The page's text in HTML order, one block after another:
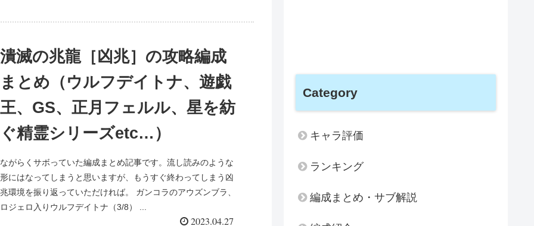
潰滅の兆龍［凶兆］の攻略編成
まとめ（ウルフデイトナ、遊戯
王、GS、正月フェルル、星を紡
ぐ精霊シリーズetc…）
ながらくサボっていた編成まとめ記事です。流し読みのような
形にはなってしまうと思いますが、もうすぐ終わってしまう凶
兆環境を振り返っていただければ。 ガンコラのアウズンブラ、
2023.04.27
Category
キャラ評価
ランキング
編成まとめ・サブ解説